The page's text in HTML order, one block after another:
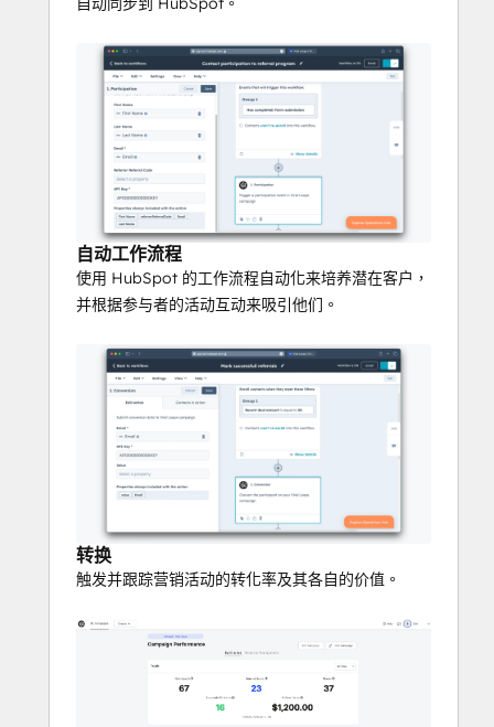
自动工作流程
使用 HubSpot 的工作流程自动化来培养潜在客户，
并根据参与者的活动互动来吸引他们。
转换
触发并跟踪营销活动的转化率及其各自的价值。